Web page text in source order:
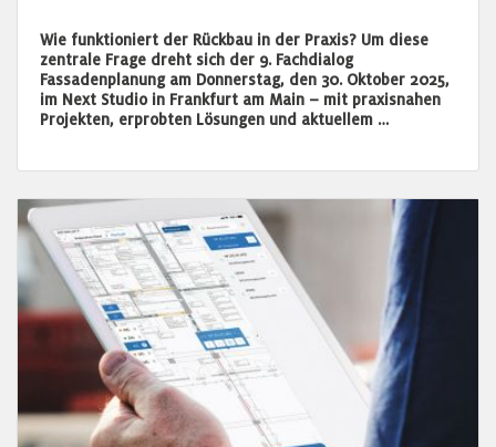
Wie funktioniert der Rückbau in der Praxis? Um diese
zentrale Frage dreht sich der 9. Fachdialog
Fassadenplanung am Donnerstag, den 30. Oktober 2025,
im Next Studio in Frankfurt am Main – mit praxisnahen
Projekten, erprobten Lösungen und aktuellem …